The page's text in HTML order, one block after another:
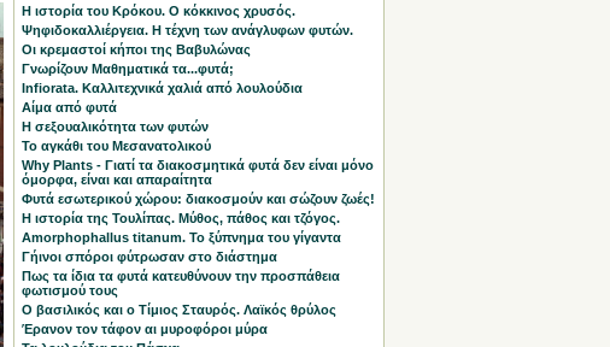
Η ιστορία του Κρόκου. Ο κόκκινος χρυσός.
Ψηφιδοκαλλιέργεια. Η τέχνη των ανάγλυφων φυτών.
Οι κρεμαστοί κήποι της Βαβυλώνας
Γνωρίζουν Μαθηματικά τα...φυτά;
Infiorata. Καλλιτεχνικά χαλιά από λουλούδια
Αίμα από φυτά
Η σεξουαλικότητα των φυτών
Το αγκάθι του Μεσανατολικού
Why Plants - Γιατί τα διακοσμητικά φυτά δεν είναι μόνο
όμορφα, είναι και απαραίτητα
Φυτά εσωτερικού χώρου: διακοσμούν και σώζουν ζωές!
Η ιστορία της Τουλίπας. Μύθος, πάθος και τζόγος.
Amorphophallus titanum. Το ξύπνημα του γίγαντα
Γήινοι σπόροι φύτρωσαν στο διάστημα
Πως τα ίδια τα φυτά κατευθύνουν την προσπάθεια
φωτισμού τους
Ο βασιλικός και ο Τίμιος Σταυρός. Λαϊκός θρύλος
Έρανον τον τάφον αι μυροφόροι μύρα